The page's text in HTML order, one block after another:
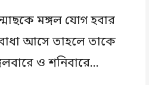
মঙ্গল যোগ হবার
আসে তাহলে তাকে
ও শনিবারে…